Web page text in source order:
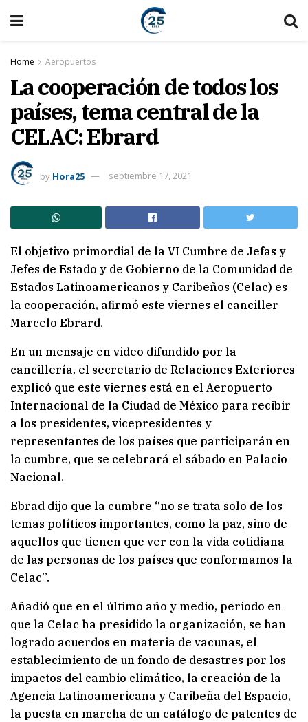
Home Aeropuertos
La cooperación de todos los
países, tema central de la
CELAC: Ebrard
by Hora25 septiembre 17, 2021
El objetivo primordial de la VI Cumbre de Jefas y
Jefes de Estado y de Gobierno de la Comunidad de
Estados Latinoamericanos y Caribeños (Celac) es
la cooperación, afirmó este viernes el canciller
Marcelo Ebrard.
En un mensaje en video difundido por la
cancillería, el secretario de Relaciones Exteriores
explicó que este viernes está en el Aeropuerto
Internacional de la Ciudad de México para recibir
a los presidentes, vicepresidentes y
representantes de los países que participarán en
la cumbre, que se celebrará el sábado en Palacio
Nacional.
Ebrad dijo que la cumbre “no se trata solo de los
temas políticos importantes, como la paz, sino de
aquellos que tienen que ver con la vida cotidiana
de las personas de los países que conformamos la
Celac”.
Añadió que en el último año y medio, periodo en
que la Celac ha presidido la organización, se han
logrado acuerdos en materia de vacunas, el
establecimiento de un fondo de desastres por los
impactos del cambio climático, la creación de la
Agencia Latinoamericana y Caribeña del Espacio,
la puesta en marcha de un catálogo de patentes de